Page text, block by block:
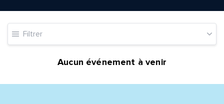
Filtrer
Aucun événement à venir
Message*
Commentaire*